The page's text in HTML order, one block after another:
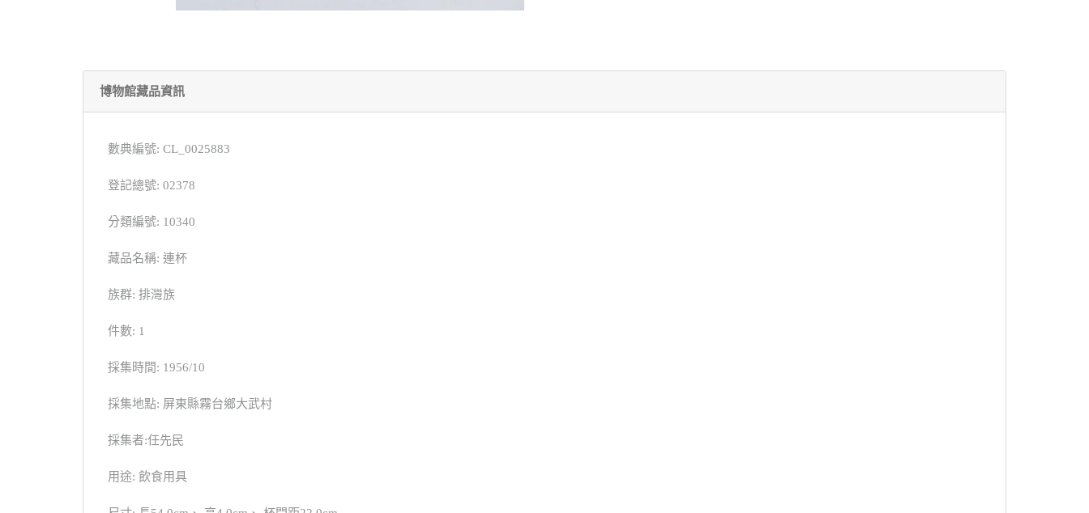
博物館藏品資訊
數典編號: CL_0025883
登記總號: 02378
分類編號: 10340
藏品名稱: 連杯
族群: 排灣族
件數: 1
採集時間: 1956/10
採集地點: 屏東縣霧台鄉大武村
採集者:任先民
用途: 飲食用具